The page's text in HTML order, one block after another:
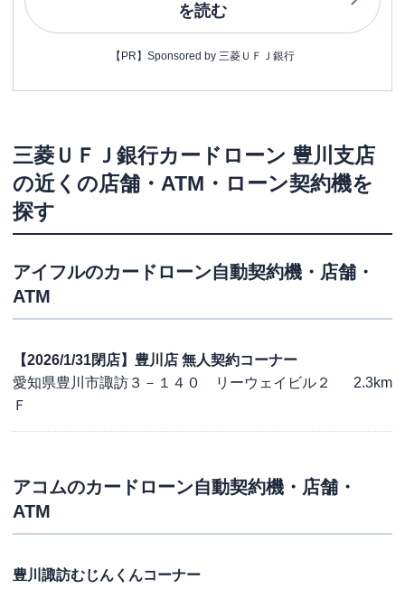
を読む
【PR】Sponsored by 三菱ＵＦＪ銀行
三菱ＵＦＪ銀行カードローン 豊川支店
の近くの店舗・ATM・ローン契約機を
探す
アイフルのカードローン自動契約機・店舗・
ATM
【2026/1/31閉店】豊川店 無人契約コーナー
愛知県豊川市諏訪３－１４０ リーウェイビル２
Ｆ
2.3km
アコムのカードローン自動契約機・店舗・
ATM
豊川諏訪むじんくんコーナー